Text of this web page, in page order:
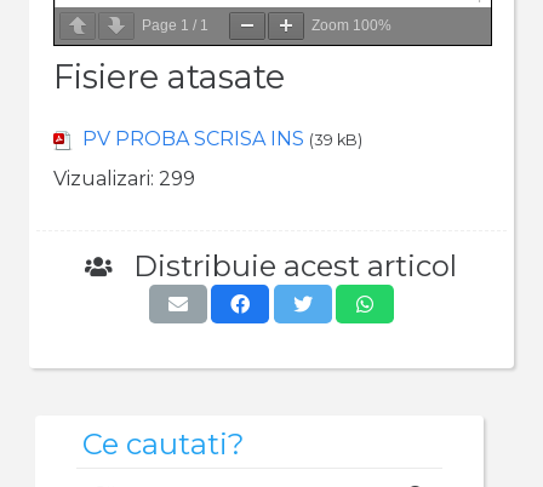
Page 1 / 1 Zoom 100%
Fisiere atasate
PV PROBA SCRISA INS (39 kB)
Vizualizari: 299
Distribuie acest articol
Ce cautati?